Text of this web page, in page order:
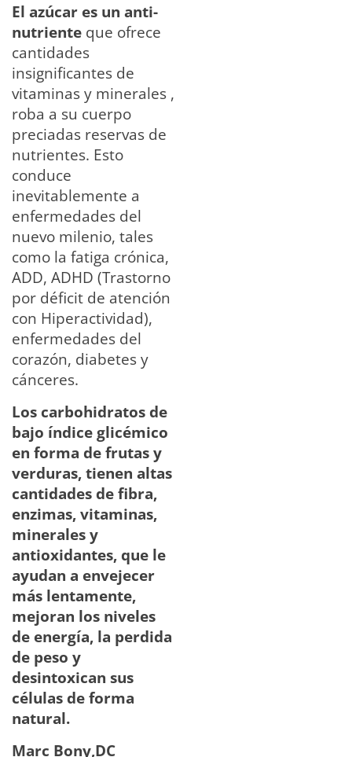
El azúcar es un anti-
nutriente que ofrece
cantidades
insignificantes de
vitaminas y minerales ,
roba a su cuerpo
preciadas reservas de
nutrientes. Esto
conduce
inevitablemente a
enfermedades del
nuevo milenio, tales
como la fatiga crónica,
ADD, ADHD (Trastorno
por déficit de atención
con Hiperactividad),
enfermedades del
corazón, diabetes y
cánceres.
Los carbohidratos de
bajo índice glicémico
en forma de frutas y
verduras, tienen altas
cantidades de fibra,
enzimas, vitaminas,
minerales y
antioxidantes, que le
ayudan a envejecer
más lentamente,
mejoran los niveles
de energía, la perdida
de peso y
desintoxican sus
células de forma
natural.
Marc Bony,DC